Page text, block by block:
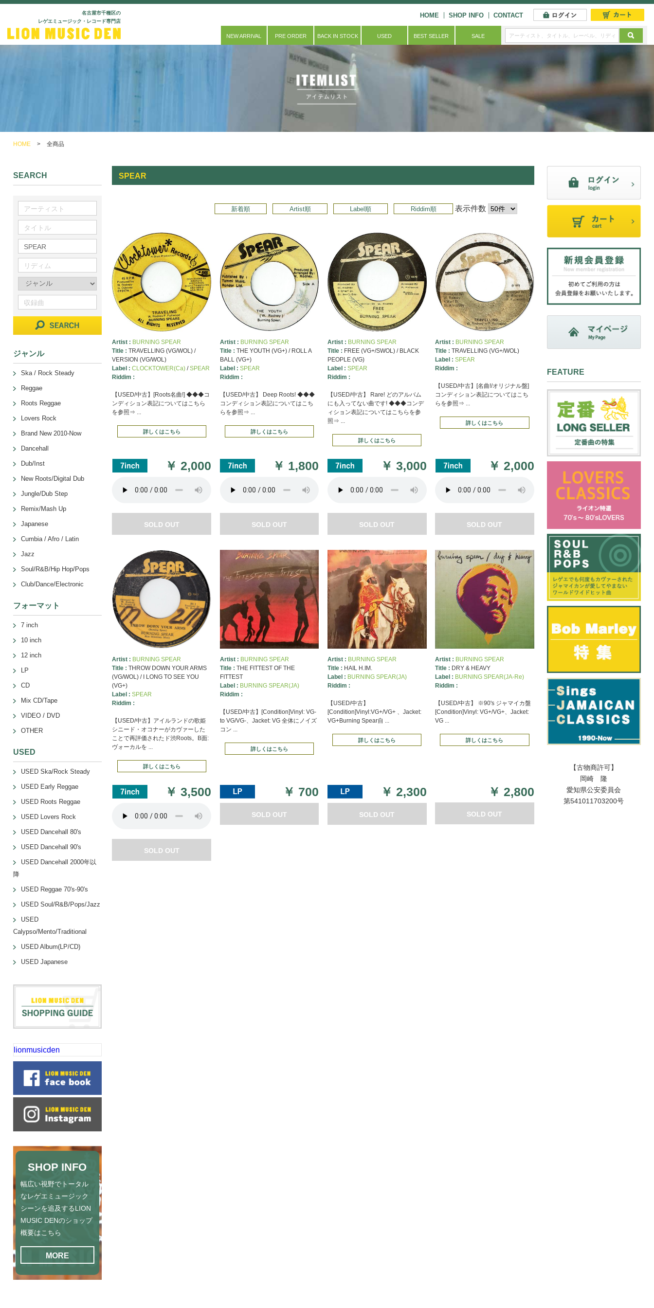
名古屋市千種区の
レゲエミュージック・レコード専門店
HOME SHOP INFO CONTACT
NEW ARRIVAL PRE ORDER BACK IN STOCK USED BEST SELLER SALE
HOME > 全商品
SPEAR
新着順 Artist順 Label順 Riddim順 表示件数
Artist : BURNING SPEAR
Title :TRAVELLING (VG/WOL) /
VERSION (VG/WOL)
Label :CLOCKTOWER(Ca) /SPEAR
Riddim :
【USED/中古】[Roots名曲!] ◆◆◆コ
ンディション表記についてはこちら
を参照⇒ ...
詳しくはこちら
￥2,000
SOLD OUT
Artist : BURNING SPEAR
Title : THE YOUTH (VG+) / ROLL A
BALL (VG+)
Label : SPEAR
Riddim :
【USED/中古】 Deep Roots! ◆◆◆
コンディション表記についてはこち
らを参照⇒ ...
詳しくはこちら
￥ 1,800
SOLD OUT
Artist : BURNING SPEAR
Title : FREE (VG+/SWOL) / BLACK
PEOPLE (VG)
Label : SPEAR
Riddim :
【USED/中古】 Rare! どのアルバム
にも入ってない曲です! ◆◆◆コンデ
ィション表記についてはこちらを参
照⇒ ...
詳しくはこちら
￥ 3,000
SOLD OUT
Artist : BURNING SPEAR
Title : TRAVELLING (VG+/WOL)
Label : SPEAR
Riddim :
【USED/中古】[名曲!/オリジナル盤]
コンディション表記についてはこち
らを参照⇒ ...
詳しくはこちら
￥ 2,000
SOLD OUT
Artist : BURNING SPEAR
Title :THROW DOWN YOUR ARMS
(VG/WOL) / I LONG TO SEE YOU
(VG+)
Label :SPEAR
Riddim :
【USED/中古】アイルランドの歌姫
シニード・オコナーがカヴァーした
ことで再評価されたド渋Roots。B面:
ヴォーカルを ...
詳しくはこちら
￥3,500
SOLD OUT
Artist : BURNING SPEAR
Title : THE FITTEST OF THE
FITTEST
Label : BURNING SPEAR(JA)
Riddim :
【USED/中古】[Condition]Vinyl: VG-
to VG/VG-、Jacket: VG 全体にノイズ
コン ...
詳しくはこちら
￥ 700
SOLD OUT
Artist : BURNING SPEAR
Title : HAIL H.IM.
Label : BURNING SPEAR(JA)
Riddim :
【USED/中古】
[Condition]Vinyl:VG+/VG+ 、Jacket:
VG+Burning Spear自 ...
詳しくはこちら
￥ 2,300
SOLD OUT
Artist : BURNING SPEAR
Title : DRY & HEAVY
Label : BURNING SPEAR(JA-Re)
Riddim :
【USED/中古】 ※90's ジャマイカ盤
[Condition]Vinyl: VG+/VG+、Jacket:
VG ...
詳しくはこちら
￥ 2,800
SOLD OUT
SEARCH
ジャンル
Ska / Rock Steady
Reggae
Roots Reggae
Lovers Rock
Brand New 2010-Now
Dancehall
Dub/Inst
New Roots/Digital Dub
Jungle/Dub Step
Remix/Mash Up
Japanese
Cumbia / Afro / Latin
Jazz
Soul/R&B/Hip Hop/Pops
Club/Dance/Electronic
フォーマット
7 inch
10 inch
12 inch
LP
CD
Mix CD/Tape
VIDEO / DVD
OTHER
USED
USED Ska/Rock Steady
USED Early Reggae
USED Roots Reggae
USED Lovers Rock
USED Dancehall 80's
USED Dancehall 90's
USED Dancehall 2000年以
降
USED Reggae 70's-90's
USED Soul/R&B/Pops/Jazz
USED
Calypso/Mento/Traditional
USED Album(LP/CD)
USED Japanese
lionmusicden
SHOP INFO
幅広い視野でトータル
なレゲエミュージック
シーンを追及するLION
MUSIC DENのショップ
概要はこちら
MORE
FEATURE
【古物商許可】
岡崎 隆
愛知県公安委員会
第541011703200号